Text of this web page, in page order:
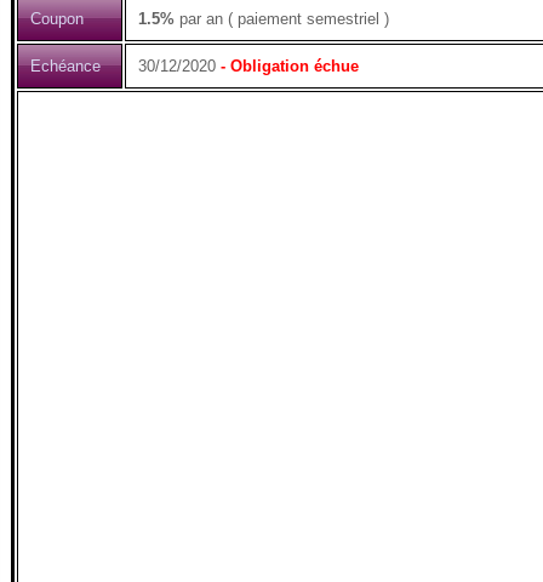
Coupon 1.5% par an ( paiement semestriel )
Echéance 30/12/2020 - Obligation échue